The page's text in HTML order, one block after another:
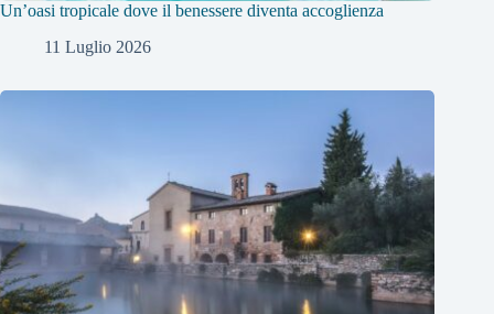
Un’oasi tropicale dove il benessere diventa accoglienza
11 Luglio 2026